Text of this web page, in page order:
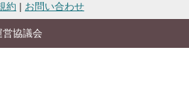
約 | お問い合わせ
協議会